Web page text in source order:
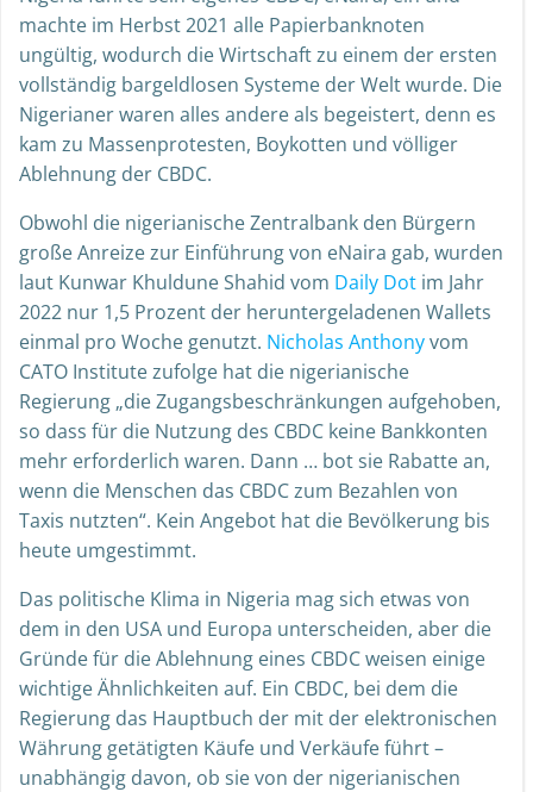
machte im Herbst 2021 alle Papierbanknoten
ungültig, wodurch die Wirtschaft zu einem der ersten
vollständig bargeldlosen Systeme der Welt wurde. Die
Nigerianer waren alles andere als begeistert, denn es
kam zu Massenprotesten, Boykotten und völliger
Ablehnung der CBDC.
Obwohl die nigerianische Zentralbank den Bürgern
große Anreize zur Einführung von eNaira gab, wurden
laut Kunwar Khuldune Shahid vom Daily Dot im Jahr
2022 nur 1,5 Prozent der heruntergeladenen Wallets
einmal pro Woche genutzt. Nicholas Anthonyvom
CATO Institute zufolge hat die nigerianische
Regierung „die Zugangsbeschränkungen aufgehoben,
so dass für die Nutzung des CBDC keine Bankkonten
mehr erforderlich waren. Dann … bot sie Rabatte an,
wenn die Menschen das CBDC zum Bezahlen von
Taxis nutzten“. Kein Angebot hat die Bevölkerung bis
heute umgestimmt.
Das politische Klima in Nigeria mag sich etwas von
dem in den USA und Europa unterscheiden, aber die
Gründe für die Ablehnung eines CBDC weisen einige
wichtige Ähnlichkeiten auf. Ein CBDC, bei dem die
Regierung das Hauptbuch der mit der elektronischen
Währung getätigten Käufe und Verkäufe führt –
unabhängig davon, ob sie von der nigerianischen